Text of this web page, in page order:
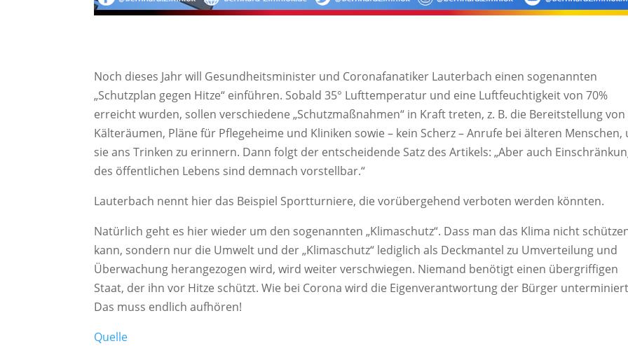
Noch dieses Jahr will Gesundheitsminister und Coronafanatiker Lauterbach einen sogenannten
„Schutzplan gegen Hitze“ einführen. Sobald 35° Lufttemperatur und eine Luftfeuchtigkeit von 70%
erreicht wurden, sollen verschiedene „Schutzmaßnahmen“ in Kraft treten, z. B. die Bereitstellung von
Kälteräumen, Pläne für Pflegeheime und Kliniken sowie – kein Scherz – Anrufe bei älteren Menschen,
sie ans Trinken zu erinnern. Dann folgt der entscheidende Satz des Artikels: „Aber auch
des öffentlichen Lebens sind demnach vorstellbar.“
Lauterbach nennt hier das Beispiel Sportturniere, die vorübergehend verboten werden könnten.
Natürlich geht es hier wieder um den sogenannten „Klimaschutz“. Dass man das Klima nicht
kann, sondern nur die Umwelt und der „Klimaschutz“ lediglich als Deckmantel zu Umverteilung und
Überwachung herangezogen wird, wird weiter verschwiegen. Niemand benötigt einen übergriffigen
Staat, der ihn vor Hitze schützt. Wie bei Corona wird die Eigenverantwortung der Bürger
Das muss endlich aufhören!
Quelle